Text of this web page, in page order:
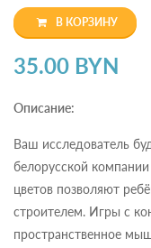
В КОРЗИНУ
35.00 BYN
Описание:
Ваш исследователь
белорусской
цветов позволяют
строителем. Игры с
пространственное